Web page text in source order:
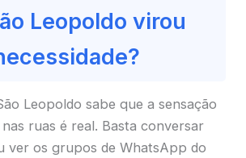
Leopoldo virou
Leopoldo sabe que a sensação
ruas é real. Basta conversar
ver os grupos de WhatsApp do